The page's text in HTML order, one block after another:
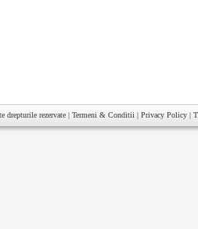
drepturile rezervate | Termeni & Conditii | Privacy Policy |